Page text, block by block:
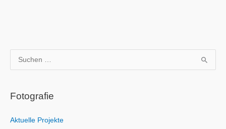
u
h
n
Fotografie
Aktuelle Projekte